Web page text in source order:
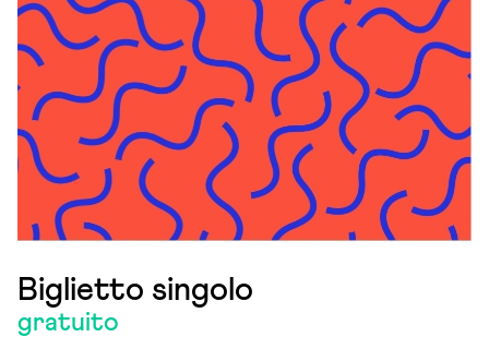
Biglietto singolo
gratuito